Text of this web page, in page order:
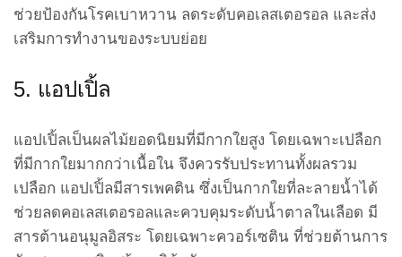
ช่วยป้องกันโรคเบาหวาน ลดระดับคอเลสเตอรอล และส่ง
เสริมการทำงานของระบบย่อย
5. แอปเปิ้ล
แอปเปิ้ลเป็นผลไม้ยอดนิยมที่มีกากใยสูง โดยเฉพาะเปลือก
ที่มีกากใยมากกว่าเนื้อใน จึงควรรับประทานทั้งผลรวม
เปลือก แอปเปิ้ลมีสารเพคติน ซึ่งเป็นกากใยที่ละลายน้ำได้
ช่วยลดคอเลสเตอรอลและควบคุมระดับน้ำตาลในเลือด มี
สารต้านอนุมูลอิสระ โดยเฉพาะควอร์เซติน ที่ช่วยต้านการ